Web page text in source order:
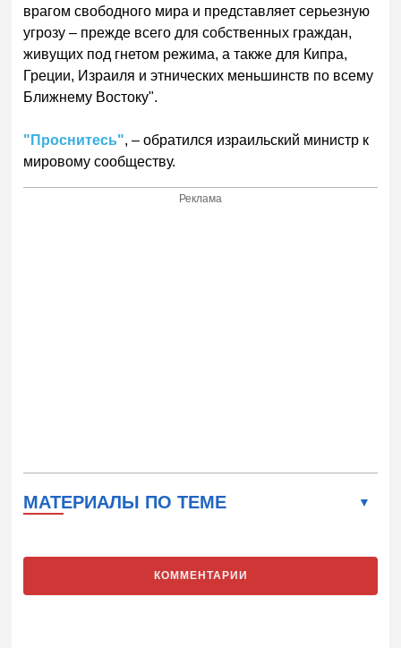
врагом свободного мира и представляет серьезную
угрозу – прежде всего для собственных граждан,
живущих под гнетом режима, а также для Кипра,
Греции, Израиля и этнических меньшинств по всему
Ближнему Востоку".
"Проснитесь", – обратился израильский министр к
мировому сообществу.
Реклама
МАТЕРИАЛЫ ПО ТЕМЕ
КОММЕНТАРИИ